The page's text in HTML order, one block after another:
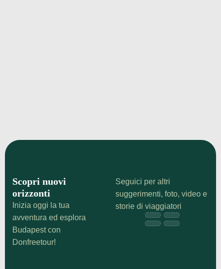
Scopri nuovi
orizzonti
Inizia oggi la tua
avventura ed esplora
Budapest con
Donfreetour!
Seguici per altri
suggerimenti, foto, video e
storie di viaggiatori